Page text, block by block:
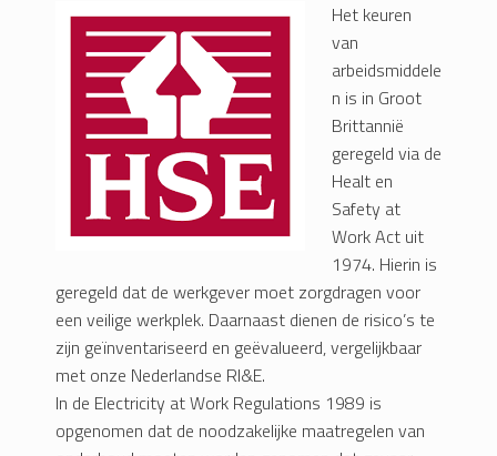
Het keuren
van
arbeidsmiddele
n is in Groot
Brittannië
geregeld via de
Healt en
Safety at
Work Act uit
1974. Hierin is
geregeld dat de werkgever moet zorgdragen voor
een veilige werkplek. Daarnaast dienen de risico’s te
zijn geïnventariseerd en geëvalueerd, vergelijkbaar
met onze Nederlandse RI&E.
In de Electricity at Work Regulations 1989 is
opgenomen dat de noodzakelijke maatregelen van